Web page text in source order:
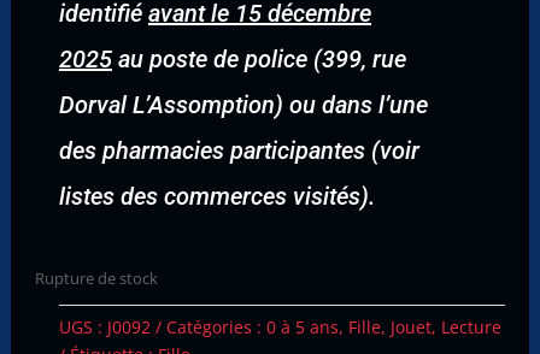
identifié avant le 15 décembre
2025au poste de police (399, rue
Dorval L’Assomption) ou dans l’une
des pharmacies participantes (voir
listes des commerces visités).
Rupture de stock
UGS : J0092 Catégories : 0 à 5 ans, Fille, Jouet, Lecture